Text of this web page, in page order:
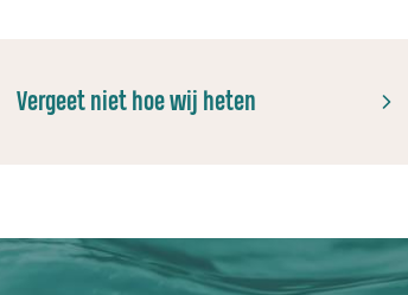
Vergeet niet hoe wij heten